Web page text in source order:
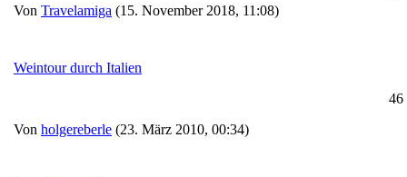
Von Travelamiga (15. November 2018, 11:08)
Weintour durch Italien
Von holgereberle (23. März 2010, 00:34)
46